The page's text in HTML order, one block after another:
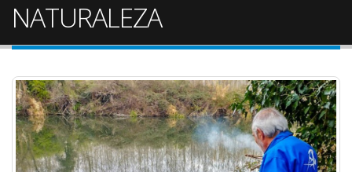
NATURALEZA